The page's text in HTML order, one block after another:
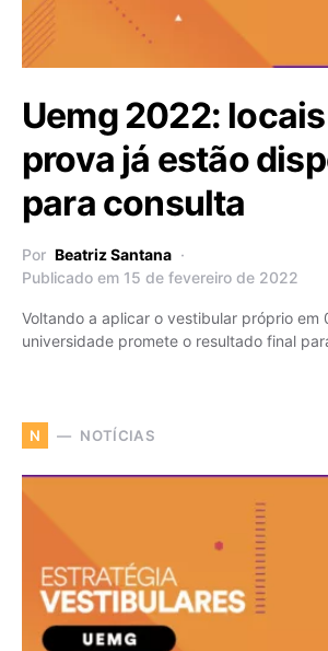
Uemg 2022:
prova já estão
para consulta
Por Beatriz Santana
Publicado em 15 de fevereiro de 2022
Voltando a aplicar o vestibular próprio em
universidade promete o resultado final
N NOTÍCIAS